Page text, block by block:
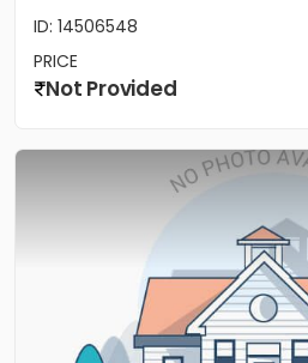
ID: 14506548
PRICE
Not Provided